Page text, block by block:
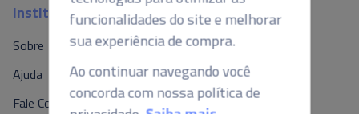
sua experiência de compra.
Ao continuar navegando você
concorda com nossa política de
privacidade.Saiba mais.
Institucional
Sobre
Ajuda
Fale Conosco